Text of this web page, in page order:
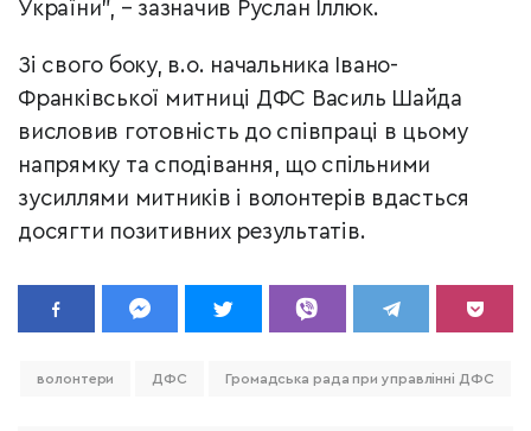
України", – зазначив Руслан Іллюк.
Зі свого боку, в.о. начальника Івано-
Франківської митниці ДФС Василь Шайда
висловив готовність до співпраці в цьому
напрямку та сподівання, що спільними
зусиллями митників і волонтерів вдасться
досягти позитивних результатів.
волонтери ДФС Громадська рада при управлінні ДФС